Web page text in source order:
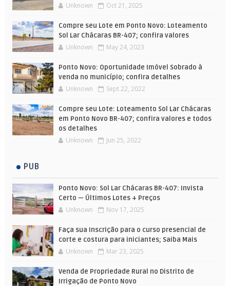
Unknown Oct 21, 2025
Compre seu Lote em Ponto Novo: Loteamento
Sol Lar Chácaras BR-407; confira valores
Unknown May 24, 2023
Ponto Novo: Oportunidade Imóvel Sobrado à
venda no município; confira detalhes
Unknown Sept 22, 2022
Compre seu Lote: Loteamento Sol Lar Chácaras
em Ponto Novo BR-407; confira valores e todos
os detalhes
Unknown Jun 25, 2022
PUB
Ponto Novo: Sol Lar Chácaras BR-407: Invista
Certo — Últimos Lotes + Preços
Unknown Nov 17, 2025
Faça sua Inscrição para o curso presencial de
corte e costura para iniciantes; Saiba Mais
Unknown Mar 23, 2025
Venda de Propriedade Rural no Distrito de
Irrigação de Ponto Novo